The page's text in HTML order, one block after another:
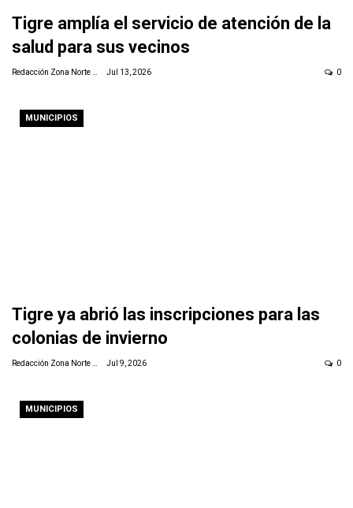
Tigre amplía el servicio de atención de la
salud para sus vecinos
Jul 13, 2026 0
MUNICIPIOS
Tigre ya abrió las inscripciones para las
colonias de invierno
Jul 9, 2026 0
MUNICIPIOS